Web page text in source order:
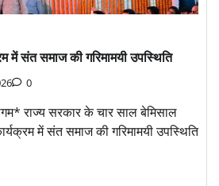
में संत समाज की गरिमामयी उपस्थिति
0
राज्य सरकार के चार साल बेमिसाल
में संत समाज की गरिमामयी उपस्थिति